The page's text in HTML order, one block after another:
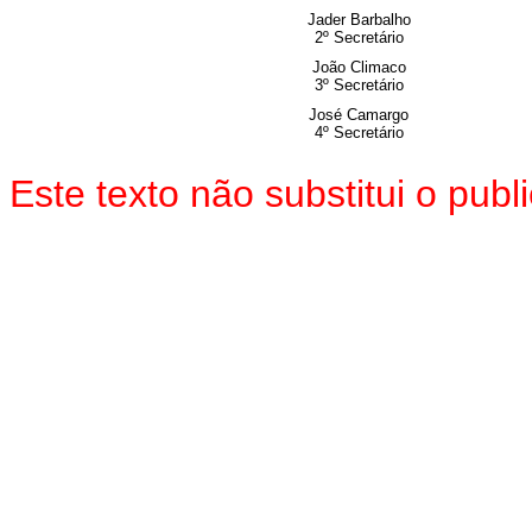
Jader Barbalho
2º Secretário
João Climaco
3º Secretário
José Camargo
4º Secretário
Este texto não substitui o